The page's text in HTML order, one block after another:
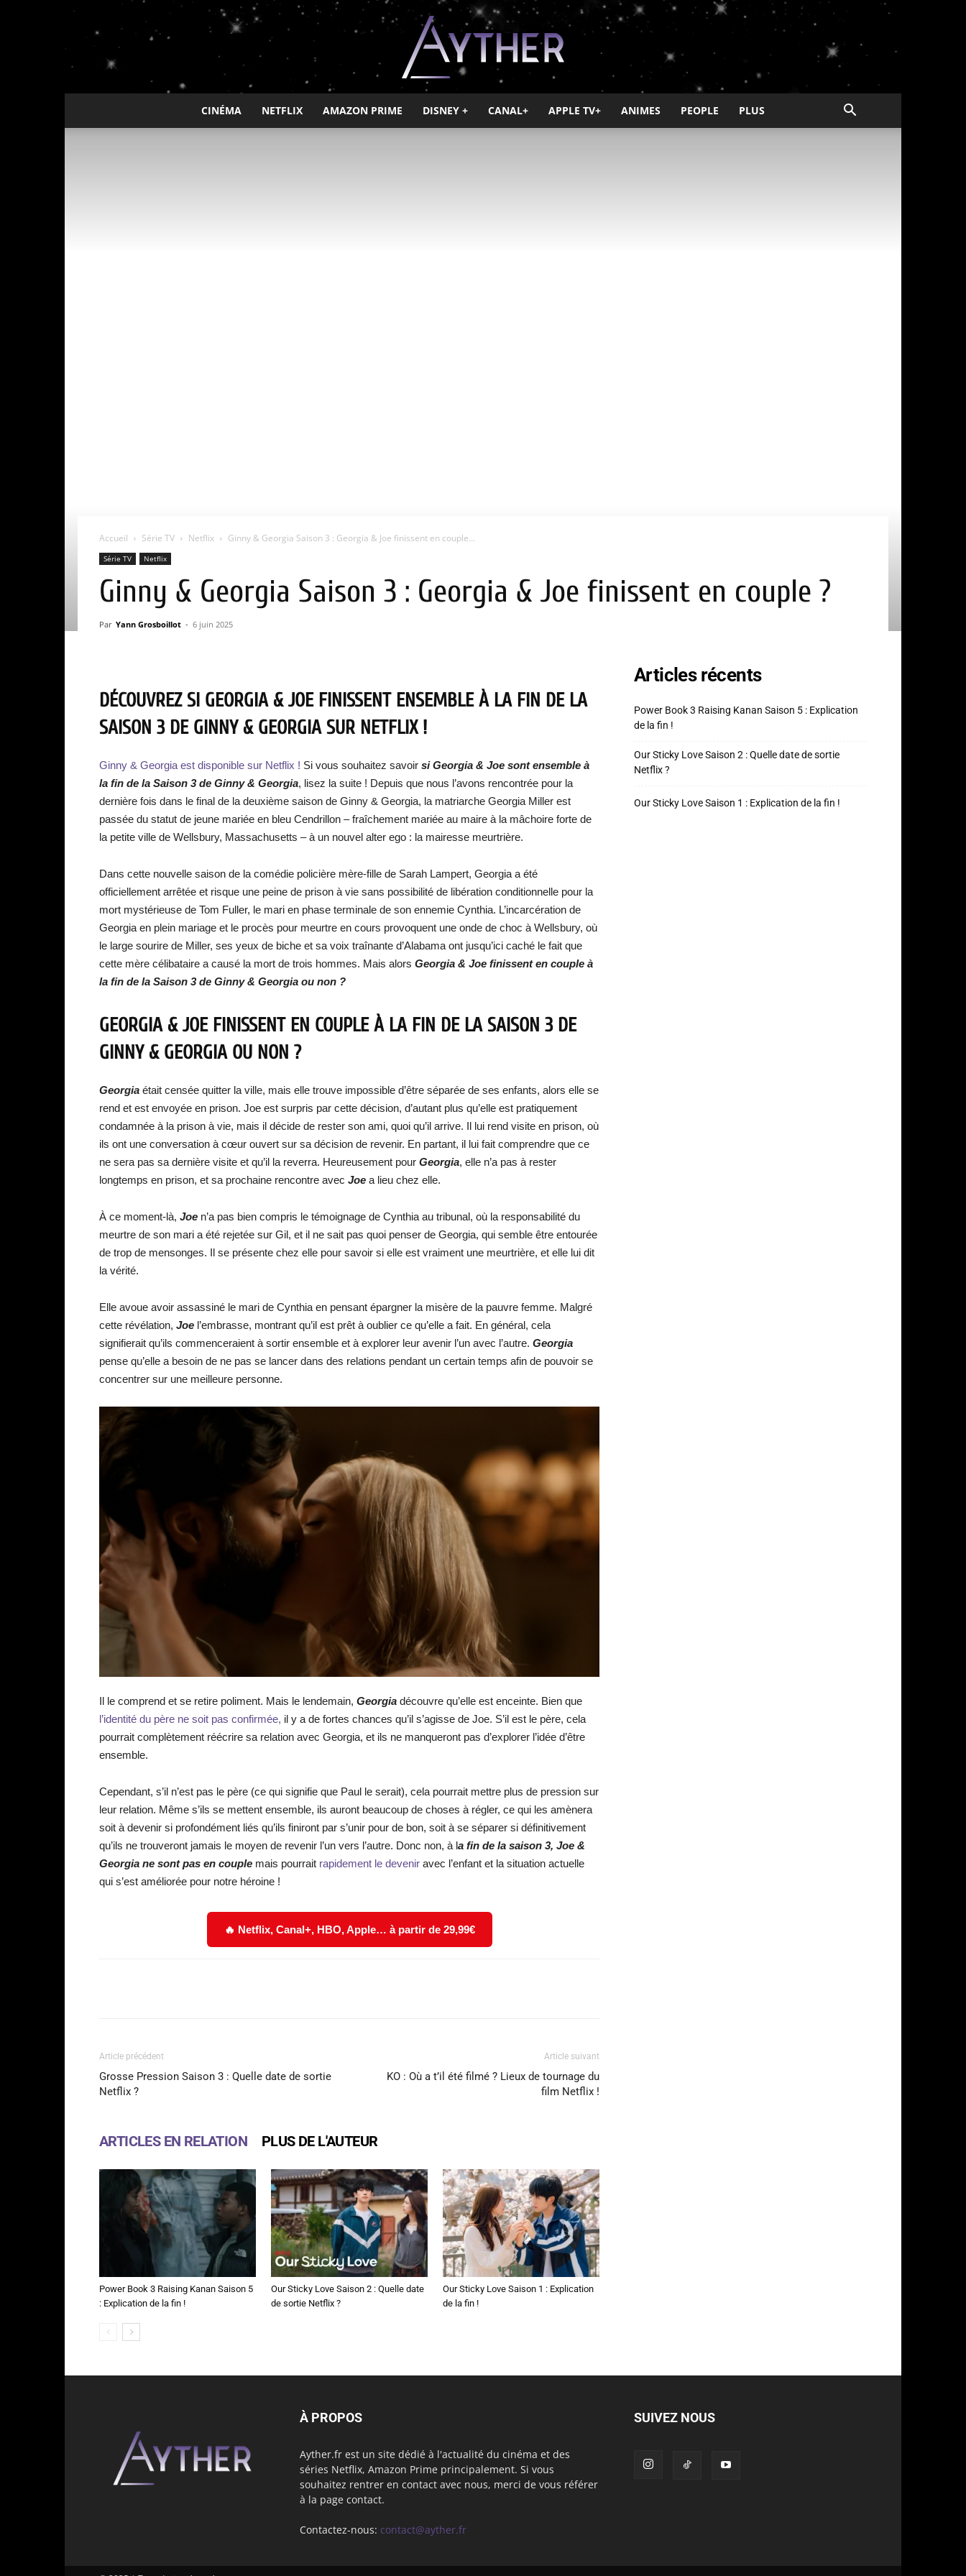
Ayther
CINÉMA NETFLIX AMAZON PRIME DISNEY + CANAL+ APPLE TV+ ANIMES PEOPLE PLUS
Accueil Série TV Netflix Ginny & Georgia Saison 3 : Georgia & Joe finissent en couple...
Série TV Netflix
Ginny & Georgia Saison 3 : Georgia & Joe finissent en couple ?
Par Yann Grosboillot - 6 juin 2025
DÉCOUVREZ SI GEORGIA & JOE FINISSENT ENSEMBLE À LA FIN DE LA
SAISON 3 DE GINNY & GEORGIA SUR NETFLIX !
Ginny & Georgia est disponible sur Netflix ! Si vous souhaitez savoir si Georgia & Joe sont ensemble à
la fin de la Saison 3 de Ginny & Georgia, lisez la suite ! Depuis que nous l’avons rencontrée pour la
dernière fois dans le final de la deuxième saison de Ginny & Georgia, la matriarche Georgia Miller est
passée du statut de jeune mariée en bleu Cendrillon – fraîchement mariée au maire à la mâchoire forte de
la petite ville de Wellsbury, Massachusetts – à un nouvel alter ego : la mairesse meurtrière.
Dans cette nouvelle saison de la comédie policière mère-fille de Sarah Lampert, Georgia a été
officiellement arrêtée et risque une peine de prison à vie sans possibilité de libération conditionnelle pour la
mort mystérieuse de Tom Fuller, le mari en phase terminale de son ennemie Cynthia. L’incarcération de
Georgia en plein mariage et le procès pour meurtre en cours provoquent une onde de choc à Wellsbury, où
le large sourire de Miller, ses yeux de biche et sa voix traînante d’Alabama ont jusqu’ici caché le fait que
cette mère célibataire a causé la mort de trois hommes. Mais alors Georgia & Joe finissent en couple à
la fin de la Saison 3 de Ginny & Georgia ou non ?
GEORGIA & JOE FINISSENT EN COUPLE À LA FIN DE LA SAISON 3 DE
GINNY & GEORGIA OU NON ?
Georgia était censée quitter la ville, mais elle trouve impossible d’être séparée de ses enfants, alors elle se
rend et est envoyée en prison. Joe est surpris par cette décision, d’autant plus qu’elle est pratiquement
condamnée à la prison à vie, mais il décide de rester son ami, quoi qu’il arrive. Il lui rend visite en prison, où
ils ont une conversation à cœur ouvert sur sa décision de revenir. En partant, il lui fait comprendre que ce
ne sera pas sa dernière visite et qu’il la reverra. Heureusement pour Georgia, elle n’a pas à rester
longtemps en prison, et sa prochaine rencontre avec Joe a lieu chez elle.
À ce moment-là, Joe n’a pas bien compris le témoignage de Cynthia au tribunal, où la responsabilité du
meurtre de son mari a été rejetée sur Gil, et il ne sait pas quoi penser de Georgia, qui semble être entourée
de trop de mensonges. Il se présente chez elle pour savoir si elle est vraiment une meurtrière, et elle lui dit
la vérité.
Elle avoue avoir assassiné le mari de Cynthia en pensant épargner la misère de la pauvre femme. Malgré
cette révélation, Joe l’embrasse, montrant qu’il est prêt à oublier ce qu’elle a fait. En général, cela
signifierait qu’ils commenceraient à sortir ensemble et à explorer leur avenir l’un avec l’autre. Georgia
pense qu’elle a besoin de ne pas se lancer dans des relations pendant un certain temps afin de pouvoir se
concentrer sur une meilleure personne.
Il le comprend et se retire poliment. Mais le lendemain, Georgia découvre qu’elle est enceinte. Bien que
l’identité du père ne soit pas confirmée, il y a de fortes chances qu’il s’agisse de Joe. S’il est le père, cela
pourrait complètement réécrire sa relation avec Georgia, et ils ne manqueront pas d’explorer l’idée d’être
ensemble.
Cependant, s’il n’est pas le père (ce qui signifie que Paul le serait), cela pourrait mettre plus de pression sur
leur relation. Même s’ils se mettent ensemble, ils auront beaucoup de choses à régler, ce qui les amènera
soit à devenir si profondément liés qu’ils finiront par s’unir pour de bon, soit à se séparer si définitivement
qu’ils ne trouveront jamais le moyen de revenir l’un vers l’autre. Donc non, à la fin de la saison 3, Joe &
Georgia ne sont pas en couple mais pourrait rapidement le devenir avec l’enfant et la situation actuelle
qui s’est améliorée pour notre héroine !
🔥 Netflix, Canal+, HBO, Apple… à partir de 29,99€
Article précédent
Grosse Pression Saison 3 : Quelle date de sortie
Netflix ?
Article suivant
KO : Où a t’il été filmé ? Lieux de tournage du
film Netflix !
ARTICLES EN RELATION PLUS DE L'AUTEUR
Power Book 3 Raising Kanan Saison 5
: Explication de la fin !
Our Sticky Love Saison 2 : Quelle date
de sortie Netflix ?
Our Sticky Love Saison 1 : Explication
de la fin !
Articles récents
Power Book 3 Raising Kanan Saison 5 : Explication
de la fin !
Our Sticky Love Saison 2 : Quelle date de sortie
Netflix ?
Our Sticky Love Saison 1 : Explication de la fin !
À PROPOS
Ayther.fr est un site dédié à l'actualité du cinéma et des
séries Netflix, Amazon Prime principalement. Si vous
souhaitez rentrer en contact avec nous, merci de vous référer
à la page contact.
Contactez-nous: contact@ayther.fr
SUIVEZ NOUS